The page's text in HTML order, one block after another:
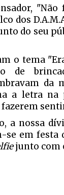
dos
do seu
o tema
de
da
a letra
a nossa
em festa
junto com